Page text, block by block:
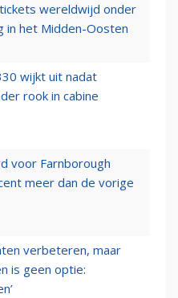
wereldwijd onder
in het Midden-Oosten
wijkt uit nadat
rook in cabine
voor Farnborough
meer dan de vorige
verbeteren, maar
is geen optie: